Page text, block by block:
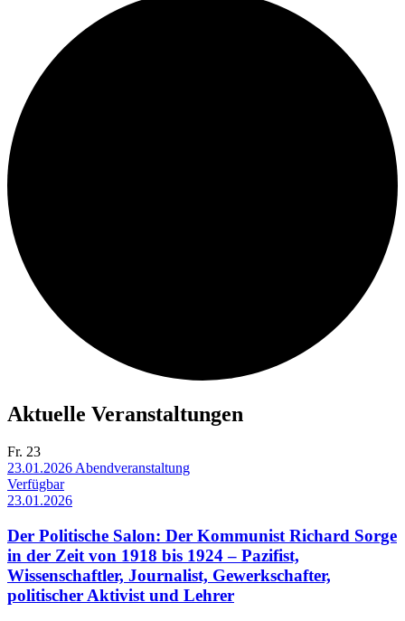
Aktuelle Veranstaltungen
Fr. 23
23.01.2026Abendveranstaltung
Verfügbar
23.01.2026
Der Politische Salon: Der Kommunist Richard Sorge
in der Zeit von 1918 bis 1924 – Pazifist,
Wissenschaftler, Journalist, Gewerkschafter,
politischer Aktivist und Lehrer